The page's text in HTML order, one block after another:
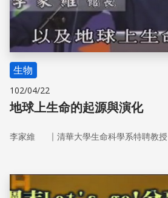
生物
102/04/22
地球上生命的起源與演化
李家維 ｜ 清華大學生命科學系特聘教授